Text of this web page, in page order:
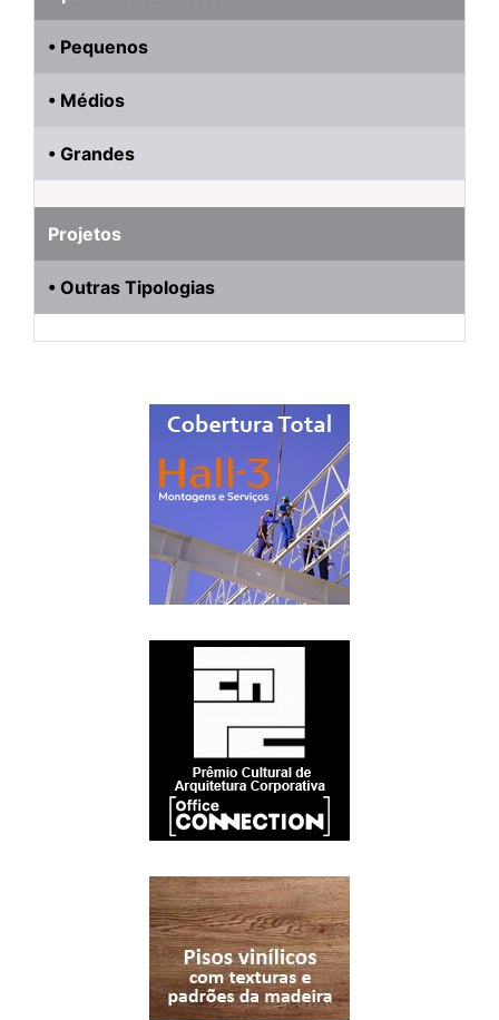
• Pequenos
• Médios
• Grandes
Projetos
• Outras Tipologias